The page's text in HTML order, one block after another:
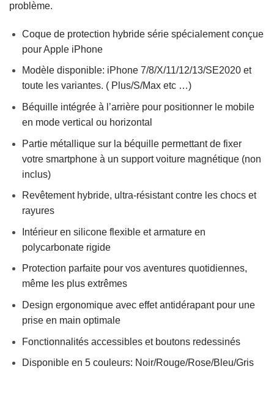
problème.
Coque de protection hybride série spécialement conçue
pour Apple iPhone
Modèle disponible: iPhone 7/8/X/11/12/13/SE2020 et
toute les variantes. ( Plus/S/Max etc …)
Béquille intégrée à l’arrière pour positionner le mobile
en mode vertical ou horizontal
Partie métallique sur la béquille permettant de fixer
votre smartphone à un support voiture magnétique (non
inclus)
Revêtement hybride, ultra-résistant contre les chocs et
rayures
Intérieur en silicone flexible et armature en
polycarbonate rigide
Protection parfaite pour vos aventures quotidiennes,
même les plus extrêmes
Design ergonomique avec effet antidérapant pour une
prise en main optimale
Fonctionnalités accessibles et boutons redessinés
Disponible en 5 couleurs: Noir/Rouge/Rose/Bleu/Gris